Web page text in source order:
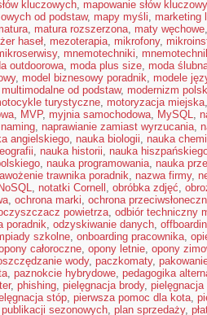
kluczowych, mapowanie słów
od podstaw, mapy myśli, marketing
, matura rozszerzona, maty węchowe
haseł, mezoterapia, mikrofony,
, mnemotechniki,
outdoorowa, moda plus size, moda
, model biznesowy poradnik, modele
od podstaw, modernizm
turystyczne, motoryzacja miejska
, MVP, myjnia samochodowa, MySQL,
naming, naprawianie zamiast wyrzucania,
angielskiego, nauka biologii, nauka
, nauka historii, nauka
, nauka programowania, nauka
trawnika poradnik, nazwa firmy,
NoSQL, notatki Cornell , obróbka zdjęć,
, ochrona marki, ochrona
powietrza, odbiór techniczny
poradnik, odzyskiwanie danych,
szkolne, onboarding pracownika,
całoroczne, opony letnie, opony
wody, paczkomaty,
, paznokcie hybrydowe, pedagogika
, phishing, pielęgnacja brody, pielęgnacja
stóp, pierwsza pomoc dla kota,
sezonowych, plan sprzedaży,